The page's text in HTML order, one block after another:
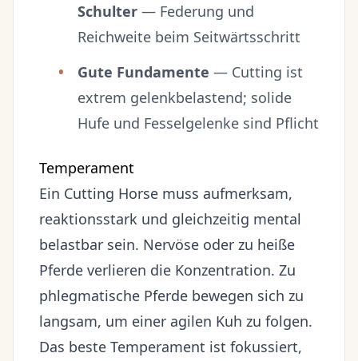
Schulter — Federung und
Reichweite beim Seitwärtsschritt
Gute Fundamente — Cutting ist
extrem gelenkbelastend; solide
Hufe und Fesselgelenke sind Pflicht
Temperament
Ein Cutting Horse muss aufmerksam,
reaktionsstark und gleichzeitig mental
belastbar sein. Nervöse oder zu heiße
Pferde verlieren die Konzentration. Zu
phlegmatische Pferde bewegen sich zu
langsam, um einer agilen Kuh zu folgen.
Das beste Temperament ist fokussiert,